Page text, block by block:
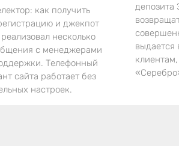
как получить
и джекпот
несколько
с менеджерами
Телефонный
сайта работает без
настроек.
депозита
выдается